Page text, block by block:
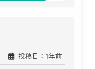
投稿日：1年前